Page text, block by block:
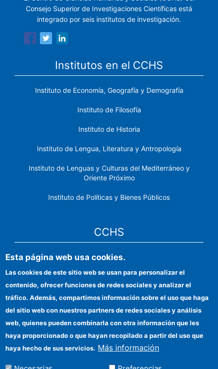
Consejo Superior de Investigaciones Científicas está
integrado por seis institutos de investigación.
Institutos en el CCHS
Instituto de Economía, Geografía y Demografía
Instituto de Filosofía
Instituto de Historia
Instituto de Lengua, Literatura y Antropología
Instituto de Lenguas y Culturas del Mediterráneo y
Oriente Próximo
Instituto de Políticas y Bienes Públicos
CCHS
Sede electrónica CSIC
Identidad institucional
Información para proveedores
Ayudas FEDER
Organismos financiadores
Contacto
Esta página web usa cookies.
Las cookies de este sitio web se usan para personalizar el
contenido, ofrecer funciones de redes sociales y analizar el
tráfico. Además, compartimos información sobre el uso que haga
del sitio web con nuestros partners de redes sociales y análisis
web, quienes pueden combinarla con otra información que les
haya proporcionado o que hayan recopilado a partir del uso que
haya hecho de sus servicios. Más información